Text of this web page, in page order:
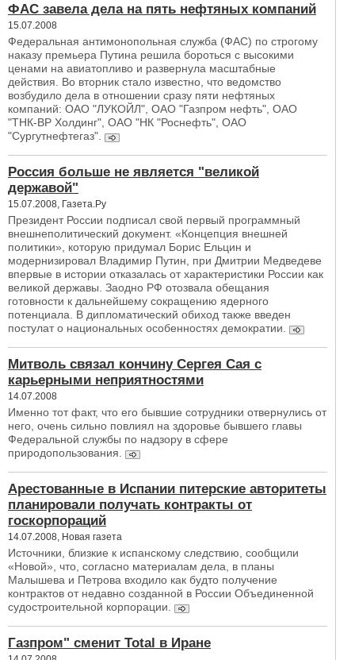
ФАС завела дела на пять нефтяных компаний
15.07.2008
Федеральная антимонопольная служба (ФАС) по строгому
наказу премьера Путина решила бороться с высокими
ценами на авиатопливо и развернула масштабные
действия. Во вторник стало известно, что ведомство
возбудило дела в отношении сразу пяти нефтяных
компаний: ОАО "ЛУКОЙЛ", ОАО "Газпром нефть", ОАО
"ТНК-ВР Холдинг", ОАО "НК "Роснефть", ОАО
"Сургутнефтегаз".
Россия больше не является "великой
державой"
15.07.2008, Газета.Ру
Президент России подписал свой первый программный
внешнеполитический документ. «Концепция внешней
политики», которую придумал Борис Ельцин и
модернизировал Владимир Путин, при Дмитрии Медведеве
впервые в истории отказалась от характеристики России как
великой державы. Заодно РФ отозвала обещания
готовности к дальнейшему сокращению ядерного
потенциала. В дипломатический обиход также введен
постулат о национальных особенностях демократии.
Митволь связал кончину Сергея Сая с
карьерными неприятностями
14.07.2008
Именно тот факт, что его бывшие сотрудники отвернулись от
него, очень сильно повлиял на здоровье бывшего главы
Федеральной службы по надзору в сфере
природопользования.
Арестованные в Испании питерские авторитеты
планировали получать контракты от
госкорпораций
14.07.2008, Новая газета
Источники, близкие к испанскому следствию, сообщили
«Новой», что, согласно материалам дела, в планы
Малышева и Петрова входило как будто получение
контрактов от недавно созданной в России Объединенной
судостроительной корпорации.
Газпром" сменит Total в Иране